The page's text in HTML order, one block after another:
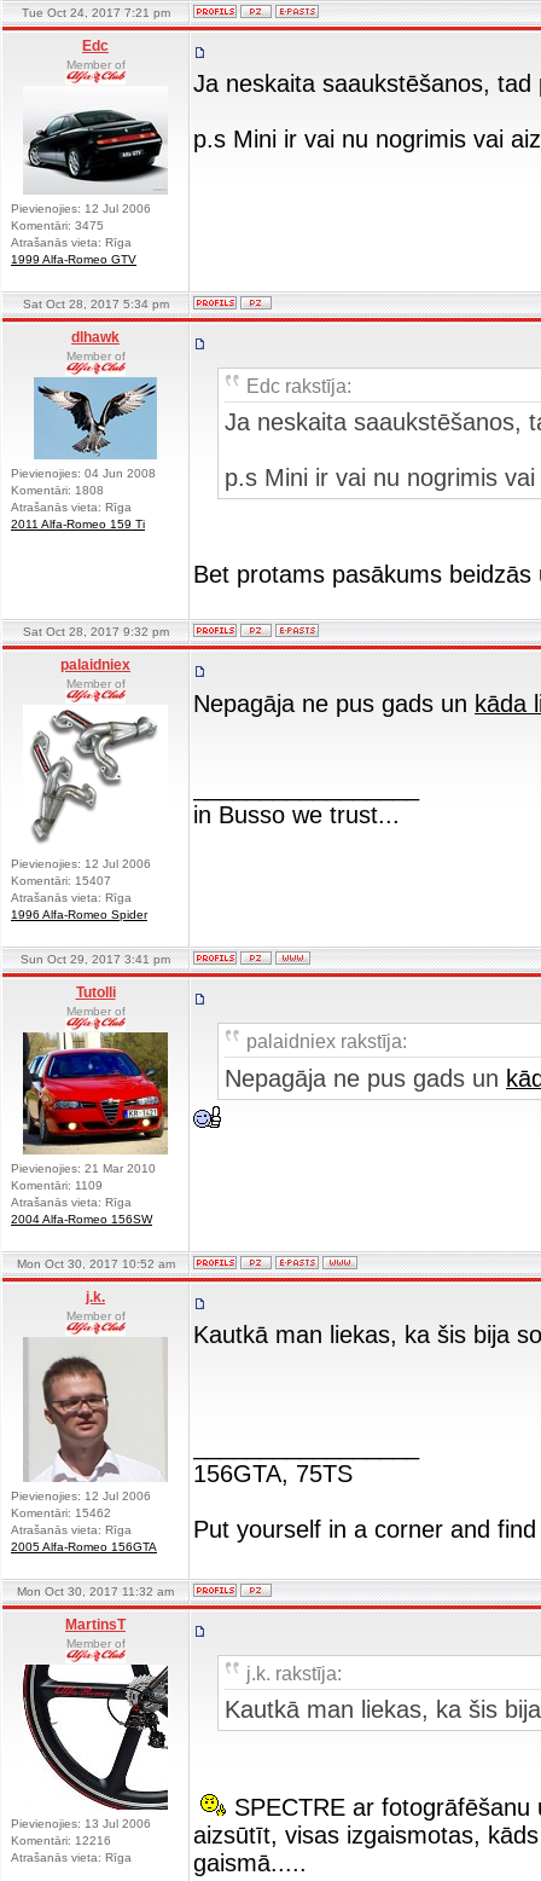
Tue Oct 24, 2017 7:21 pm
Edc
Member of
Pievienojies: 12 Jul 2006
Komentāri: 3475
Atrašanās vieta: Rīga
1999 Alfa-Romeo GTV
Ja neskaita saaukstēšanos,
p.s Mini ir vai nu nogrimis vai
Sat Oct 28, 2017 5:34 pm
dlhawk
Member of
Pievienojies: 04 Jun 2008
Komentāri: 1808
Atrašanās vieta: Rīga
2011 Alfa-Romeo 159 Ti
Edc rakstīja:
Ja neskaita saaukstēšanos,
p.s Mini ir vai nu nogrimis
Bet protams pasākums
Sat Oct 28, 2017 9:32 pm
palaidniex
Member of
Pievienojies: 12 Jul 2006
Komentāri: 15407
Atrašanās vieta: Rīga
1996 Alfa-Romeo Spider
Nepagāja ne pus gads un kāda
in Busso we trust...
Sun Oct 29, 2017 3:41 pm
Tutolli
Member of
Pievienojies: 21 Mar 2010
Komentāri: 1109
Atrašanās vieta: Rīga
2004 Alfa-Romeo 156SW
palaidniex rakstīja:
Nepagāja ne pus gads un
Mon Oct 30, 2017 10:52 am
j.k.
Member of
Pievienojies: 12 Jul 2006
Komentāri: 15462
Atrašanās vieta: Rīga
2005 Alfa-Romeo 156GTA
Kautkā man liekas, ka šis bija
156GTA, 75TS
Put yourself in a corner and
Mon Oct 30, 2017 11:32 am
MartinsT
Member of
Pievienojies: 13 Jul 2006
Komentāri: 12216
Atrašanās vieta: Rīga
j.k. rakstīja:
Kautkā man liekas, ka šis
SPECTRE ar
aizsūtīt, visas izgaismotas,
gaismā.....